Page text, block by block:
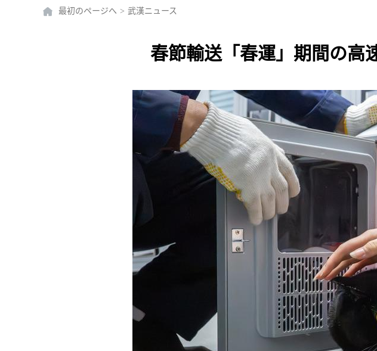
最初のページへ > 武漢ニュース
春節輸送「春運」期間の